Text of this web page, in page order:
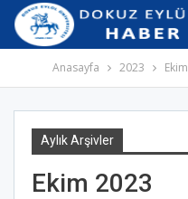
İçeriğe
atla
Navigasyona
atla
Anasayfa 2023 Ekim
Aylık Arşivler
Ekim 2023